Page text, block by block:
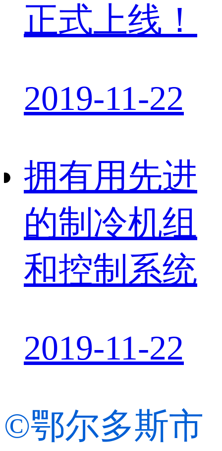
正式上线！
2019-11-22
拥有用先进
的制冷机组
和控制系统
2019-11-22
©鄂尔多斯市